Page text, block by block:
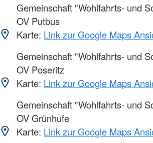
Gemeinschaft "Wohlfahrts- und
OV Putbus
Karte: Link zur Google Maps
Gemeinschaft "Wohlfahrts- und
OV Poseritz
Karte: Link zur Google Maps
Gemeinschaft "Wohlfahrts- und
OV Grünhufe
Karte: Link zur Google Maps